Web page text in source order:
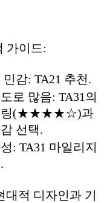
가이드:
민감: TA21 추천.
로 많음: TA31의
링(★★★★☆)과
선택.
: TA31 마일리지
대적 디자인과 기